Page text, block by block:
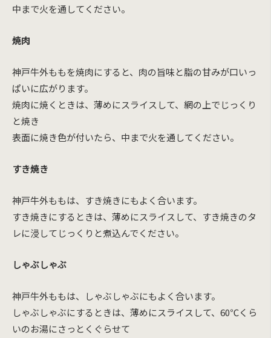
中まで火を通してください。
焼肉
神戸牛外ももを焼肉にすると、肉の旨味と脂の甘みが口いっ
ぱいに広がります。
焼肉に焼くときは、薄めにスライスして、網の上でじっくり
と焼き
表面に焼き色が付いたら、中まで火を通してください。
すき焼き
神戸牛外ももは、すき焼きにもよく合います。
すき焼きにするときは、薄めにスライスして、すき焼きのタ
レに浸してじっくりと煮込んでください。
しゃぶしゃぶ
神戸牛外ももは、しゃぶしゃぶにもよく合います。
しゃぶしゃぶにするときは、薄めにスライスして、60℃くら
いのお湯にさっとくぐらせて